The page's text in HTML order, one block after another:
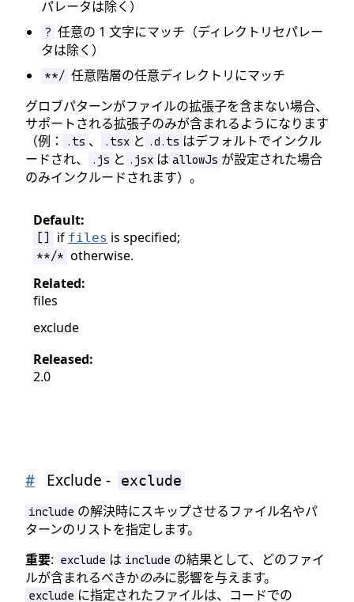
パレータは除く）
? 任意の 1 文字にマッチ（ディレクトリセパレー
タは除く）
**/ 任意階層の任意ディレクトリにマッチ
グロブパターンがファイルの拡張子を含まない場合、
サポートされる拡張子のみが含まれるようになります
（例：
.ts 、 .tsx と .d.ts はデフォルトでインクル
ードされ、
.js と .jsx は allowJs が設定された場合
のみインクルードされます）。
Default:
if files is specified;
**/* otherwise.
Related:
files
exclude
Released:
2.0
# Exclude - exclude
include の解決時にスキップさせるファイル名やパ
ターンのリストを指定します。
重要: exclude は include の結果として、どのファイ
ルが含まれるべきかのみに影響を与えます。
exclude に指定されたファイルは、コードでの